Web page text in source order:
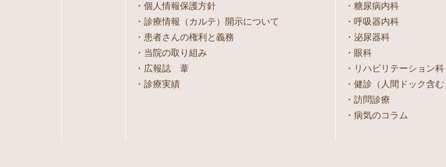
個人情報保護方針
診療情報（カルテ）開示について
患者さんの権利と義務
当院の取り組み
広報誌 葦
診療実績
糖尿病内科
呼吸器内科
泌尿器科
眼科
リハビリテーション科
健診（人間ドック含む
訪問診療
病気のコラム